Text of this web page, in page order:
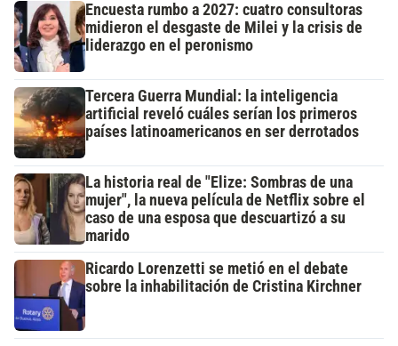
Encuesta rumbo a 2027: cuatro consultoras
midieron el desgaste de Milei y la crisis de
liderazgo en el peronismo
Tercera Guerra Mundial: la inteligencia
artificial reveló cuáles serían los primeros
países latinoamericanos en ser derrotados
La historia real de "Elize: Sombras de una
mujer", la nueva película de Netflix sobre el
caso de una esposa que descuartizó a su
marido
Ricardo Lorenzetti se metió en el debate
sobre la inhabilitación de Cristina Kirchner